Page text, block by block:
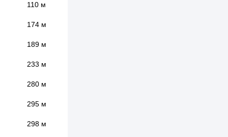
110 м
174 м
189 м
233 м
280 м
295 м
298 м